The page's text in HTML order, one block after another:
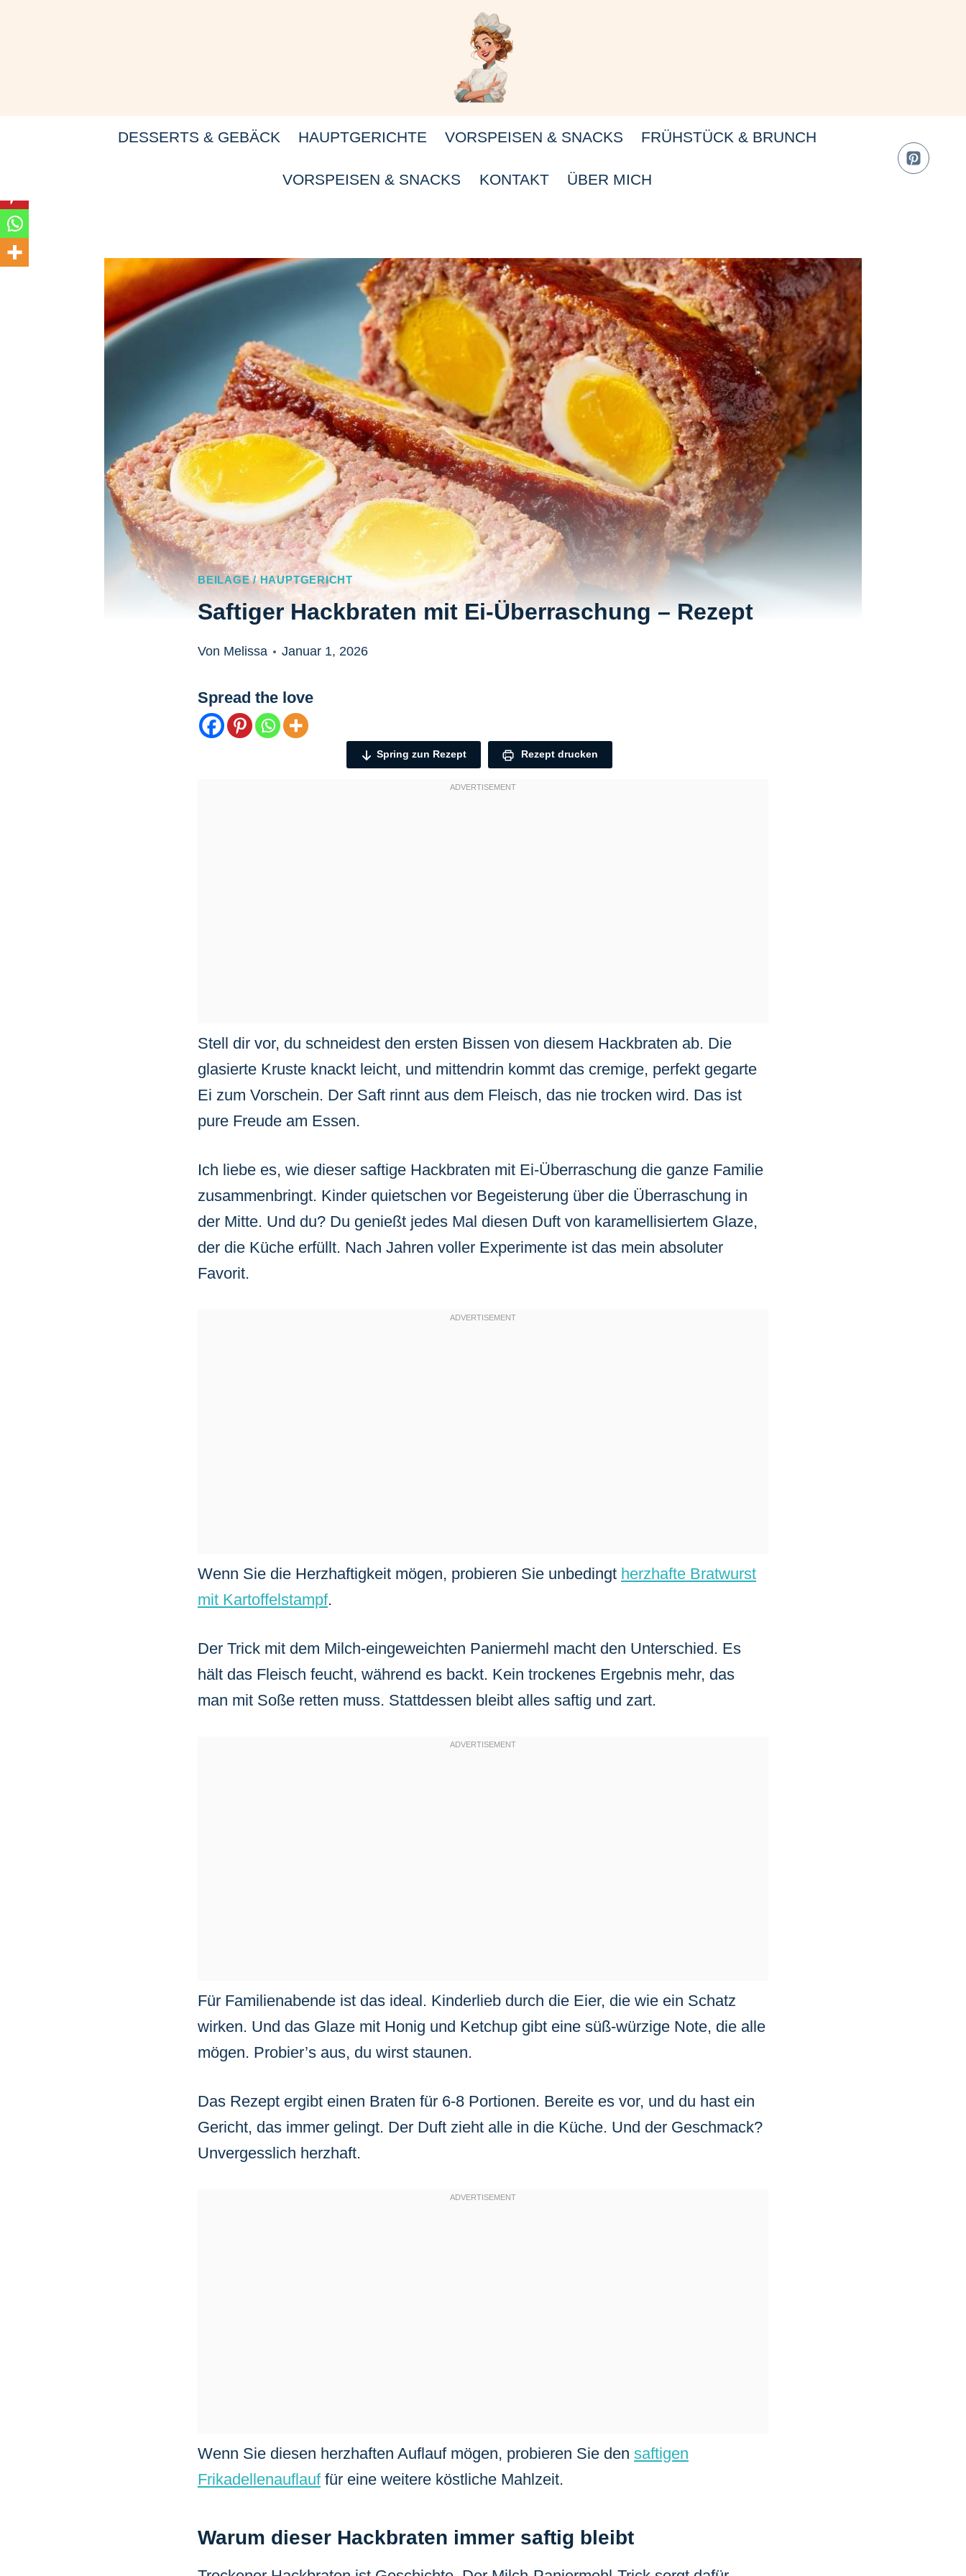
DESSERTS & GEBÄCK HAUPTGERICHTE VORSPEISEN & SNACKS FRÜHSTÜCK & BRUNCH
VORSPEISEN & SNACKS KONTAKT ÜBER MICH
BEILAGE / HAUPTGERICHT
Saftiger Hackbraten mit Ei-Überraschung – Rezept
Von Melissa Januar 1, 2026
Spread the love
Spring zun Rezept Rezept drucken
Stell dir vor, du schneidest den ersten Bissen von diesem Hackbraten ab. Die
glasierte Kruste knackt leicht, und mittendrin kommt das cremige, perfekt gegarte
Ei zum Vorschein. Der Saft rinnt aus dem Fleisch, das nie trocken wird. Das ist
pure Freude am Essen.
Ich liebe es, wie dieser saftige Hackbraten mit Ei-Überraschung die ganze Familie
zusammenbringt. Kinder quietschen vor Begeisterung über die Überraschung in
der Mitte. Und du? Du genießt jedes Mal diesen Duft von karamellisiertem Glaze,
der die Küche erfüllt. Nach Jahren voller Experimente ist das mein absoluter
Favorit.
Wenn Sie die Herzhaftigkeit mögen, probieren Sie unbedingt herzhafte Bratwurst
mit Kartoffelstampf.
Der Trick mit dem Milch-eingeweichten Paniermehl macht den Unterschied. Es
hält das Fleisch feucht, während es backt. Kein trockenes Ergebnis mehr, das
man mit Soße retten muss. Stattdessen bleibt alles saftig und zart.
Für Familienabende ist das ideal. Kinderlieb durch die Eier, die wie ein Schatz
wirken. Und das Glaze mit Honig und Ketchup gibt eine süß-würzige Note, die alle
mögen. Probier’s aus, du wirst staunen.
Das Rezept ergibt einen Braten für 6-8 Portionen. Bereite es vor, und du hast ein
Gericht, das immer gelingt. Der Duft zieht alle in die Küche. Und der Geschmack?
Unvergesslich herzhaft.
Wenn Sie diesen herzhaften Auflauf mögen, probieren Sie den saftigen
Frikadellenauflauffür eine weitere köstliche Mahlzeit.
Warum dieser Hackbraten immer saftig bleibt